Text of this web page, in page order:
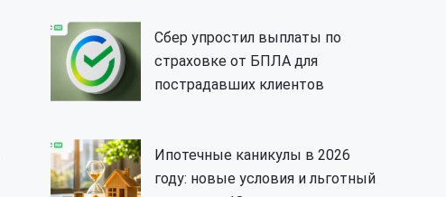
Сбер упростил выплаты по
страховке от БПЛА для
пострадавших клиентов
Ипотечные каникулы в 2026
году: новые условия и льготный